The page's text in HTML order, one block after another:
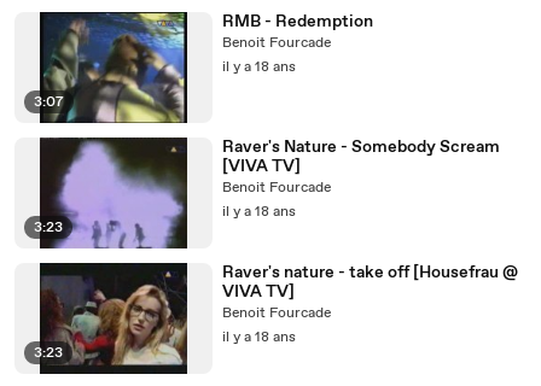
3:07
RMB - Redemption
Benoit Fourcade
il y a 18 ans
3:23
Raver's Nature - Somebody Scream
[VIVA TV]
Benoit Fourcade
il y a 18 ans
3:23
Raver's nature - take off [Housefrau @
VIVA TV]
Benoit Fourcade
il y a 18 ans